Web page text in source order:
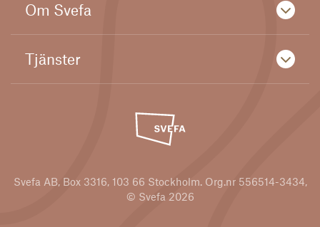
Om Svefa
Tjänster
Svefa AB, Box 3316, 103 66 Stockholm. Org.nr 556514-3434,
© Svefa 2026